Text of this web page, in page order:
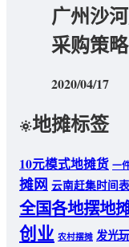
广州沙
采购策略
2020/04/17
地摊标签
10元模式地摊货 一
摊网 云南赶集时间表
全国各地摆地
创业 农村摆摊 发光